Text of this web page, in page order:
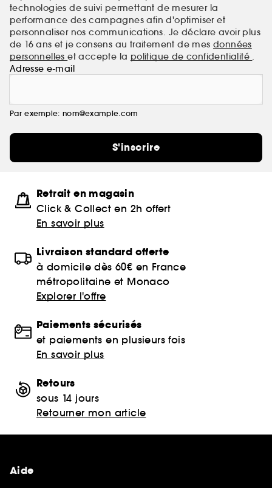
technologies de suivi permettant de mesurer la
performance des campagnes afin d'optimiser et
personnaliser nos communications. Je déclare avoir plus
de 16 ans et je consens au traitement de mes données
personnelleset accepte la politique de confidentialité .
Adresse e-mail
Par exemple: nom@example.com
S'inscrire
Retrait en magasin
Click & Collect en 2h offert
En savoir plus
Livraison standard offerte
à domicile dès 60€ en France
métropolitaine et Monaco
Explorer l'offre
Paiements sécurisés
et paiements en plusieurs fois
En savoir plus
Retours
sous 14 jours
Retourner mon article
Aide